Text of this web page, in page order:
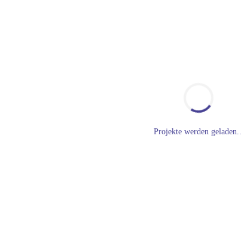
Projekte werden geladen...